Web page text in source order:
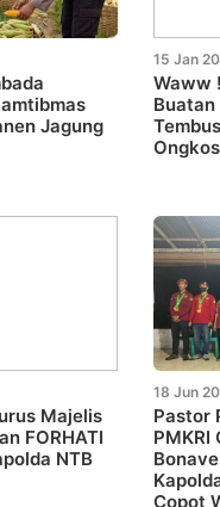
Jagung
15 Jan
Waww
Buatan
Majelis
FORHATI
NTB
18 Jun
Pastor
PMKRI
Copot